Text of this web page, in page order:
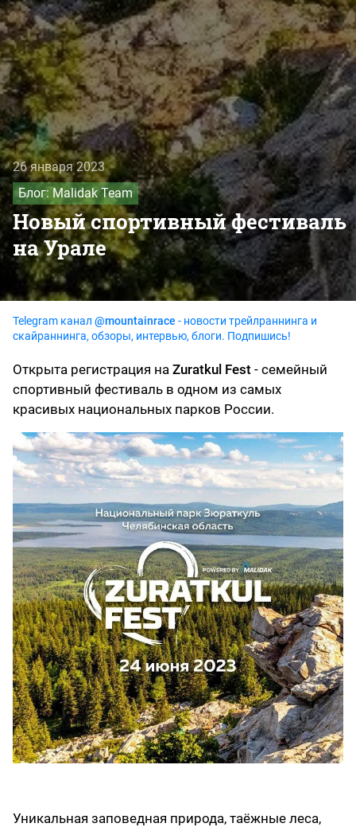
26 января 2023
Блог: Malidak Team
Новый спортивный фестиваль
на Урале
Telegram канал @mountainrace - новости трейлраннинга и
скайраннинга, обзоры, интервью, блоги. Подпишись!
Открыта регистрация на Zuratkul Fest - семейный
спортивный фестиваль в одном из самых
красивых национальных парков России.
Уникальная заповедная природа, таёжные леса,